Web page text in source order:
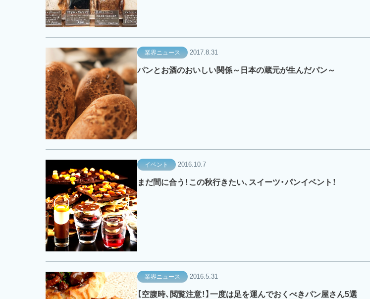
業界ニュース 2017.8.31
パンとお酒のおいしい関係～日本の蔵元が生んだパン～
イベント 2016.10.7
まだ間に合う！この秋行きたい、スイーツ・パンイベント！
業界ニュース 2016.5.31
【空腹時、閲覧注意！】一度は足を運んでおくべきパン屋さん5選